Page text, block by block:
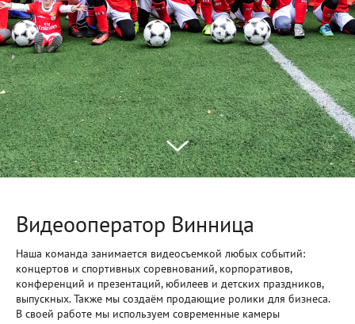
Видеооператор Винница
Наша команда занимается видеосъемкой любых событий:
концертов и спортивных соревнований, корпоративов,
конференций и презентаций, юбилеев и детских праздников,
выпускных. Также мы создаём продающие ролики для бизнеса.
В своей работе мы используем современные камеры